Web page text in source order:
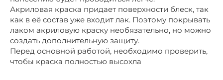
Акриловая краска придает поверхности блеск, так
как в её состав уже входит лак. Поэтому покрывать
лаком акриловую краску необязательно, но можно
создать дополнительную защиту.
Перед основной работой, необходимо проверить,
чтобы краска полностью высохла